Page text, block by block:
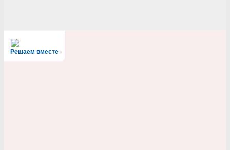
Решаем вместе